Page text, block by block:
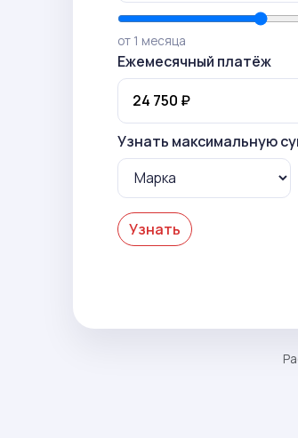
от 1 месяца
Ежемесячный платёж
Узнать максимальную
Узнать